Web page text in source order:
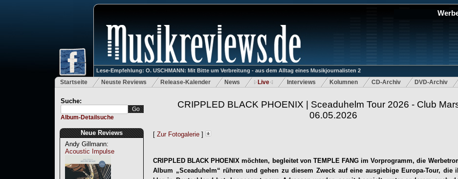
Lese-Empfehlung: O. USCHMANN: Mit Bitte um Verbreitung - aus dem Alltag eines Musikjournalisten 2
Startseite Neuste Reviews Release-Kalender News Live Interviews Kolumnen CD-Archiv DVD-Archiv
Suche:
Album-Detailsuche
Neue Reviews
Andy Gillmann:
Acoustic Impulse
CRIPPLED BLACK PHOENIX | Sceaduhelm Tour 2026 - Club
06.05.2026
[ Zur Fotogalerie ]
CRIPPLED BLACK PHOENIX möchten, begleitet von TEMPLE FANG im Vorprogramm, die
Album „Sceaduhelm“ rühren und gehen zu diesem Zweck auf eine ausgiebige Europa-Tour, die